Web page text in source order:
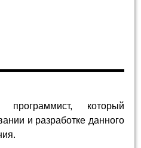
который
и разработке данного